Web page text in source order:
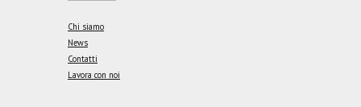
Chi siamo
News
Contatti
Lavora con noi